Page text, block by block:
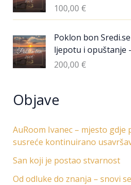
100,00 €
Poklon bon
ljepotu i opuštanje
200,00 €
Objave
AuRoom Ivanec – mjesto gdje
susreće kontinuirano
San koji je postao stvarnost
Od odluke do znanja – snovi